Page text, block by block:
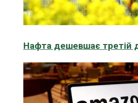
Нафта дешевшає третій